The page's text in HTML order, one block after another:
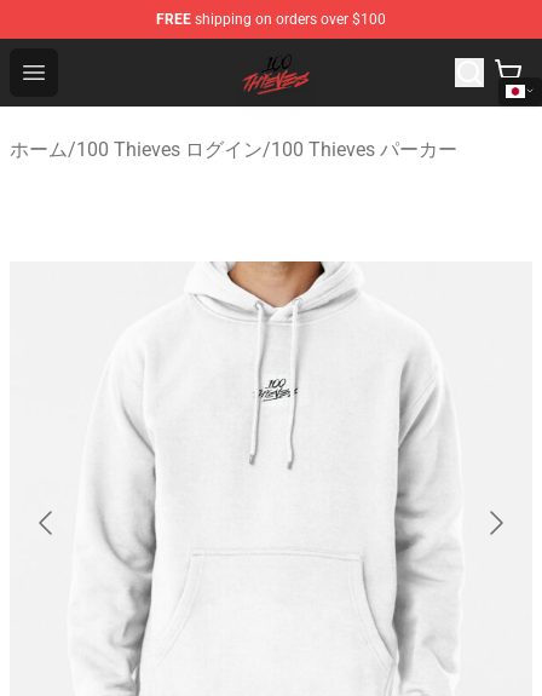
FREE shipping on orders over $100
Open menu
100 Thieves Shop - Official 100 Thieves Merchandise
ホーム/100 Thieves ログイン/100 Thieves パーカー